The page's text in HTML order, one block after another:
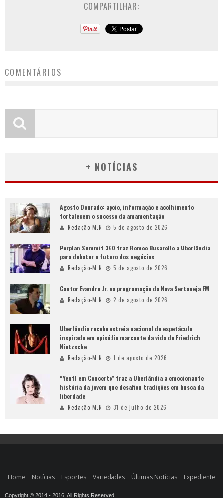
COMPARTILHAR:
COMENTÁRIOS
+ NOTÍCIAS
Agosto Dourado: apoio, informação e acolhimento
fortalecem o sucesso da amamentação
Redação-M.N 5 de agosto de 2026
Perplan Summit 360 traz Romeo Busarello a Uberlândia
para debater o futuro dos negócios
Redação-M.N 5 de agosto de 2026
Cantor Evandro Jr. na programação da Nova Sertaneja FM
Redação-M.N 2 de agosto de 2026
Uberlândia recebe estreia nacional de espetáculo
inspirado em episódio marcante da vida de Friedrich
Nietzsche
Redação-M.N 1 de agosto de 2026
“Yentl em Concerto” traz a Uberlândia a emocionante
história da jovem que desafiou tradições em busca da
liberdade
Redação-M.N 31 de julho de 2026
Home Notícias Esportes Variedades Últimas Notícias Expediente
Copyright © 2014 - 2016. All Rights Reserved.